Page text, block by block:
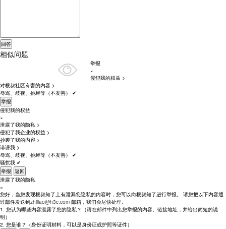
相似问题
举报
×
侵犯我的权益 >
对根叔社区有害的内容 >
辱骂、歧视、挑衅等（不友善）
✔
举报
侵犯我的权益
×
泄露了我的隐私 >
侵犯了我企业的权益 >
抄袭了我的内容 >
诽谤我 >
辱骂、歧视、挑衅等（不友善）
✔
骚扰我 ✔
举报 返回
泄露了我的隐私
×
您好，当您发现根叔知了上有泄漏您隐私的内容时，您可以向根叔知了进行举报。 请您把以下内容通
过邮件发送到zhiliao@h3c.com 邮箱，我们会尽快处理。
1. 您认为哪些内容泄露了您的隐私？（请在邮件中列出您举报的内容、链接地址，并给出简短的说
明）
2. 您是谁？（身份证明材料，可以是身份证或护照等证件）